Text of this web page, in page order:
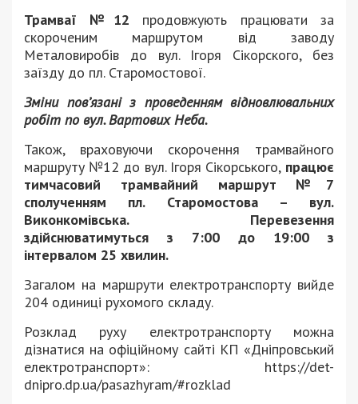
Трамваї №12 продовжують працювати за
скороченим маршрутом від заводу
Металовиробів до вул. Ігоря Сікорского, без
заїзду до пл. Старомостової.
Зміни пов’язані з проведенням відновлювальних
робіт по вул. Вартових Неба.
Також, враховуючи скорочення трамвайного
маршруту №12 до вул. Ігоря Сікорського,працює
тимчасовий трамвайний маршрут №7
сполученням пл. Старомостова – вул.
Виконкомівська. Перевезення
здійснюватимуться з 7:00 до 19:00 з
інтервалом 25 хвилин.
Загалом на маршрути електротранспорту вийде
204 одиниці рухомого складу.
Розклад руху електротранспорту можна
дізнатися на офіційному сайті КП «Дніпровський
електротранспорт»: https://det-
dnipro.dp.ua/pasazhyram/#rozklad